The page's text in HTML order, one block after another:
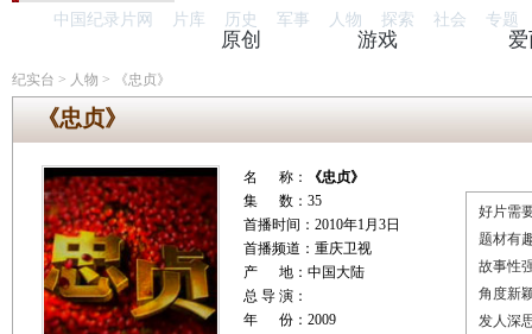
中国纪录片网 片库 历史 军事 人物 探索 社会 专题
原创 游戏
纪实台 > 人物 > 《忠贞》
《忠贞》
名 称：
《忠贞》
集 数：35
首播时间：2010年1月3日
首播频道：重庆卫视
产 地：中国大陆
总 导 演：
年 份：2009
好片需
题材有
故事性
角度新
发人深